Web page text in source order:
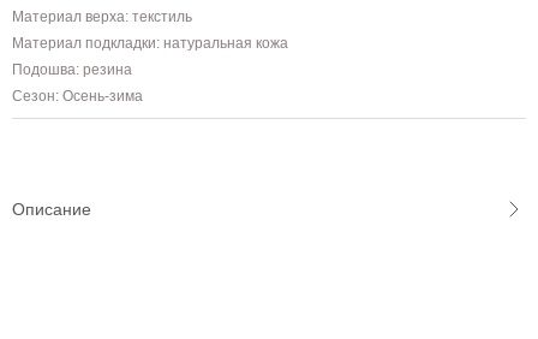
Материал верха: текстиль
Материал подкладки: натуральная кожа
Подошва: резина
Сезон: Осень-зима
Описание